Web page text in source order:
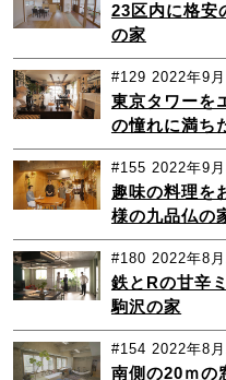
23区内に格
の家
#129 2022年9
東京タワーを
の憧れに満ち
#155 2022年9
趣味の料理
様の九品仏の
#180 2022年8
鉄とRの甘辛
駒沢の家
#154 2022年8
南側の20ｍの